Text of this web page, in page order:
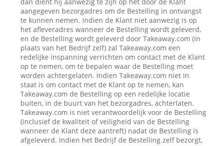
aangegeven bezorgadres om de Bestelling in ontvangst
te kunnen nemen. Indien de Klant niet aanwezig is op
het afleveradres wanneer de Bestelling wordt geleverd,
en de Bestelling wordt geleverd door Takeaway.com (in
plaats van het Bedrijf zelf) zal Takeaway.com een
redelijke inspanning verrichten om contact met de Klant
op te nemen, om te bepalen waar de Bestelling moet
worden achtergelaten. Indien Takeaway.com niet in
staat is om contact met de Klant op te nemen, kan
Takeaway.com de Bestelling op een redelijke locatie
buiten, in de buurt van het bezorgadres, achterlaten.
Takeaway.com is niet verantwoordelijk voor de Bestelling
(inclusief de kwaliteit of veiligheid van de Bestelling
wanneer de Klant deze aantreft) nadat de Bestelling is
afgeleverd. Indien het Bedrijf de Bestelling zelf bezorgt,